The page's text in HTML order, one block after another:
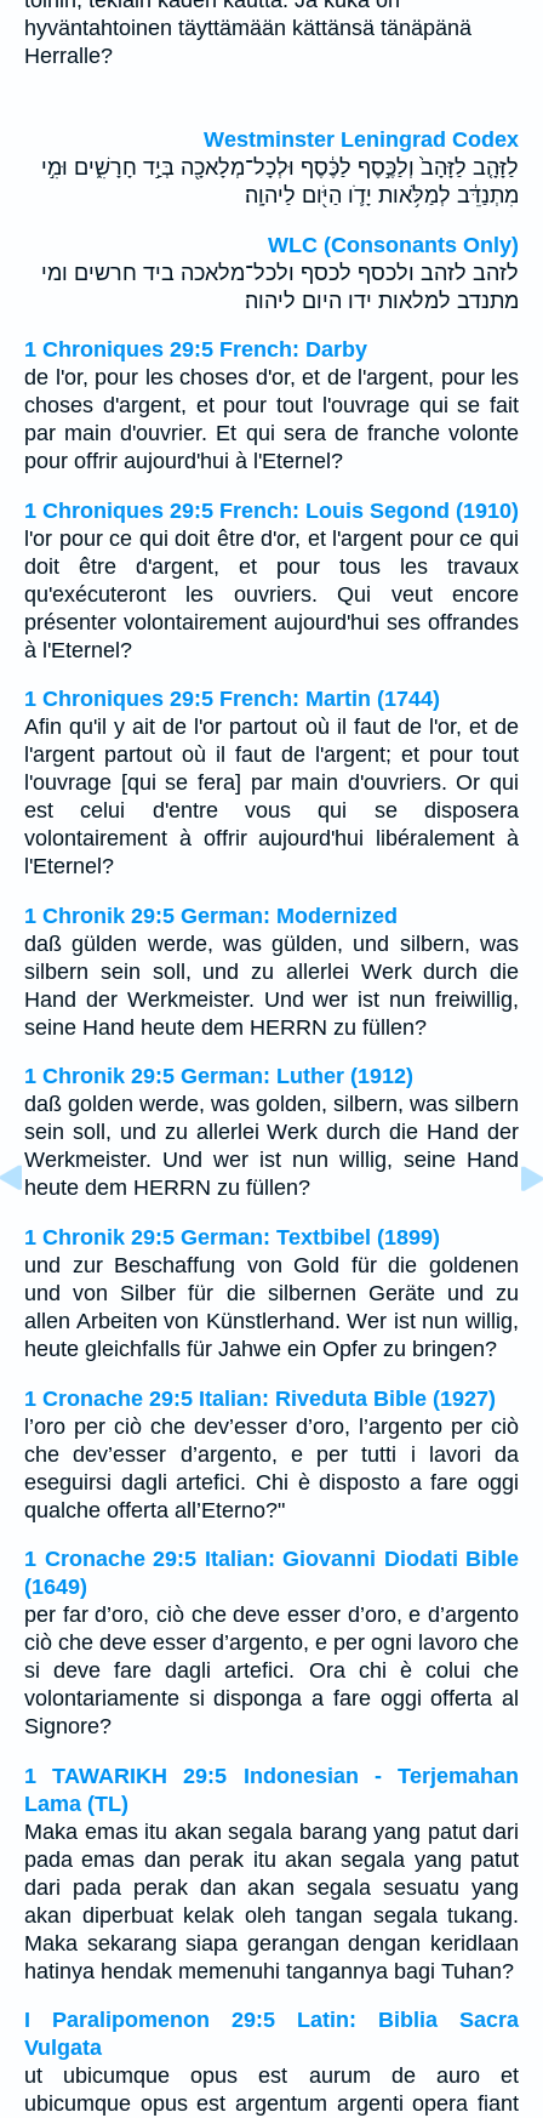
hyväntahtoinen täyttämään kättänsä tänäpänä
Herralle?
Westminster Leningrad Codex
לַזָּהָ֤ב לַזָּהָב֙ וְלַכֶּ֣סֶף לַכֶּ֔סֶף וּלְכָל־מְלָאכָ֖ה בְּיַ֣ד חָרָשִׁ֑ים וּמִ֣י
מִתְנַדֵּ֔ב לְמַלֹּ֥אות יָדֹ֛ו הַיֹּ֖ום לַיהוָֽה׃
WLC (Consonants Only)
לזהב לזהב ולכסף לכסף ולכל־מלאכה ביד חרשים ומי
מתנדב למלאות ידו היום ליהוה׃
1 Chroniques 29:5 French: Darby
de l'or, pour les choses d'or, et de l'argent, pour les
choses d'argent, et pour tout l'ouvrage qui se fait
par main d'ouvrier. Et qui sera de franche volonte
pour offrir aujourd'hui à l'Eternel?
1 Chroniques 29:5 French: Louis Segond (1910)
l'or pour ce qui doit être d'or, et l'argent pour ce qui
doit être d'argent, et pour tous les travaux
qu'exécuteront les ouvriers. Qui veut encore
présenter volontairement aujourd'hui ses offrandes
à l'Eternel?
1 Chroniques 29:5 French: Martin (1744)
Afin qu'il y ait de l'or partout où il faut de l'or, et de
l'argent partout où il faut de l'argent; et pour tout
l'ouvrage [qui se fera] par main d'ouvriers. Or qui
est celui d'entre vous qui se disposera
volontairement à offrir aujourd'hui libéralement à
l'Eternel?
1 Chronik 29:5 German: Modernized
daß gülden werde, was gülden, und silbern, was
silbern sein soll, und zu allerlei Werk durch die
Hand der Werkmeister. Und wer ist nun freiwillig,
seine Hand heute dem HERRN zu füllen?
1 Chronik 29:5 German: Luther (1912)
daß golden werde, was golden, silbern, was silbern
sein soll, und zu allerlei Werk durch die Hand der
Werkmeister. Und wer ist nun willig, seine Hand
heute dem HERRN zu füllen?
1 Chronik 29:5 German: Textbibel (1899)
und zur Beschaffung von Gold für die goldenen
und von Silber für die silbernen Geräte und zu
allen Arbeiten von Künstlerhand. Wer ist nun willig,
heute gleichfalls für Jahwe ein Opfer zu bringen?
1 Cronache 29:5 Italian: Riveduta Bible (1927)
l’oro per ciò che dev’esser d’oro, l’argento per ciò
che dev’esser d’argento, e per tutti i lavori da
eseguirsi dagli artefici. Chi è disposto a fare oggi
qualche offerta all’Eterno?"
1 Cronache 29:5 Italian: Giovanni Diodati Bible
(1649)
per far d’oro, ciò che deve esser d’oro, e d’argento
ciò che deve esser d’argento, e per ogni lavoro che
si deve fare dagli artefici. Ora chi è colui che
volontariamente si disponga a fare oggi offerta al
Signore?
1 TAWARIKH 29:5 Indonesian - Terjemahan
Lama (TL)
Maka emas itu akan segala barang yang patut dari
pada emas dan perak itu akan segala yang patut
dari pada perak dan akan segala sesuatu yang
akan diperbuat kelak oleh tangan segala tukang.
Maka sekarang siapa gerangan dengan keridlaan
hatinya hendak memenuhi tangannya bagi Tuhan?
I Paralipomenon 29:5 Latin: Biblia Sacra
Vulgata
ut ubicumque opus est aurum de auro et
ubicumque opus est argentum argenti opera fiant